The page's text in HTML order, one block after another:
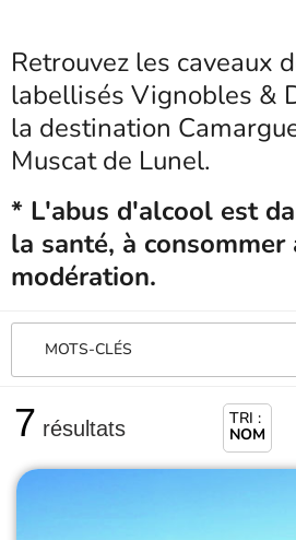
Retrouvez les caveaux
labellisés Vignobles &
la destination
Muscat de Lunel.
* L'abus d'alcool est
la santé, à consommer
modération.
MOTS-CLÉS
7 résultats TRI :
NOM